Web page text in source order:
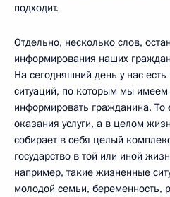
подходит.
Отдельно, несколько слов,
информирования наших
На сегодняшний день у нас
ситуаций, по которым мы
информировать гражданина. То
оказания услуги, а в целом
собирает в себя целый
государство в той или иной
например, такие жизненные
молодой семьи, беременность,